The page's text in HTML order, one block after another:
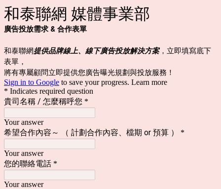
和泰聯網 媒體事業部
廣告投放需求 & 合作表單
和泰聯網提供品牌線上、線下廣告投放解決方案，立即填寫底下
表單，
將有專屬顧問立即提供您廣告曝光規劃與投放服務！
Sign in to Google to save your progress. Learn more
* Indicates required question
貴司名稱 / 怎麼稱呼您 *
Your answer
希望合作內容～ （ 計劃合作內容、檔期 or 預算 ） *
Your answer
您的聯絡電話 *
Your answer